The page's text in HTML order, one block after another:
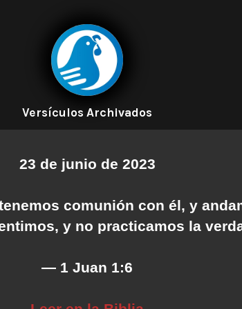
Versículos Archivados
23 de junio de 2023
comunión con él, y
y no practicamos la
— 1 Juan 1:6